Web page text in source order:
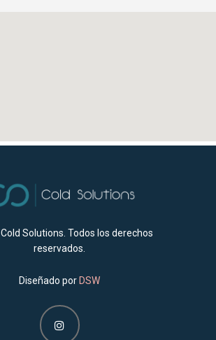
Cold Solutions. Todos los derechos
reservados.
Diseñado por DSW